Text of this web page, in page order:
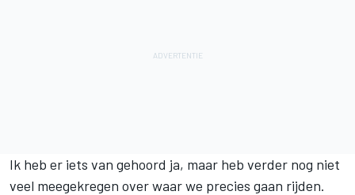
Ik heb er iets van gehoord ja, maar heb verder nog niet
veel meegekregen over waar we precies gaan rijden.